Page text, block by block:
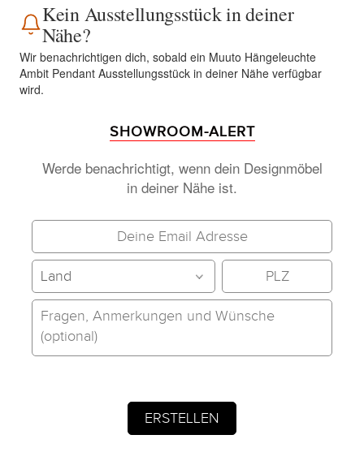
Kein Ausstellungsstück in deiner
Nähe?
Wir benachrichtigen dich, sobald ein Muuto Hängeleuchte
Ambit Pendant Ausstellungsstück in deiner Nähe verfügbar
wird.
SHOWROOM-ALERT
Werde benachrichtigt, wenn dein Designmöbel
in deiner Nähe ist.